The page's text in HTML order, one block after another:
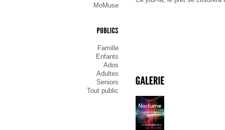
MoMuse
Famille
Enfants
Ados
Adultes
Seniors
Tout public